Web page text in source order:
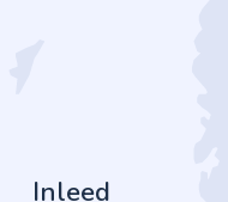
Inleed